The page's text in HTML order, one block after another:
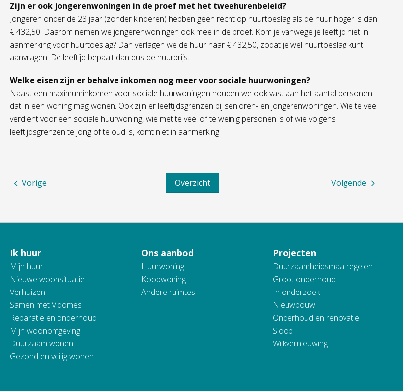
Zijn er ook jongerenwoningen in de proef met het tweehurenbeleid?
Jongeren onder de 23 jaar (zonder kinderen) hebben geen recht op huurtoeslag als de huur hoger is dan
€ 432,50. Daarom nemen we jongerenwoningen ook mee in de proef. Kom je vanwege je leeftijd niet in
aanmerking voor huurtoeslag? Dan verlagen we de huur naar € 432,50, zodat je wel huurtoeslag kunt
aanvragen. De leeftijd bepaalt dan dus de huurprijs.
Welke eisen zijn er behalve inkomen nog meer voor sociale huurwoningen?
Naast een maximuminkomen voor sociale huurwoningen houden we ook vast aan het aantal personen
dat in een woning mag wonen. Ook zijn er leeftijdsgrenzen bij senioren- en jongerenwoningen. Wie te veel
verdient voor een sociale huurwoning, wie met te veel of te weinig personen is of wie volgens
leeftijdsgrenzen te jong of te oud is, komt niet in aanmerking.
Volgende
Overzicht
Vorige
Contactinformatie
Ik huur
Mijn huur
Nieuwe woonsituatie
Verhuizen
Samen met Vidomes
Reparatie en onderhoud
Mijn woonomgeving
Duurzaam wonen
Gezond en veilig wonen
Ons aanbod
Huurwoning
Koopwoning
Andere ruimtes
Projecten
Duurzaamheidsmaatregelen
Groot onderhoud
In onderzoek
Nieuwbouw
Onderhoud en renovatie
Sloop
Wijkvernieuwing